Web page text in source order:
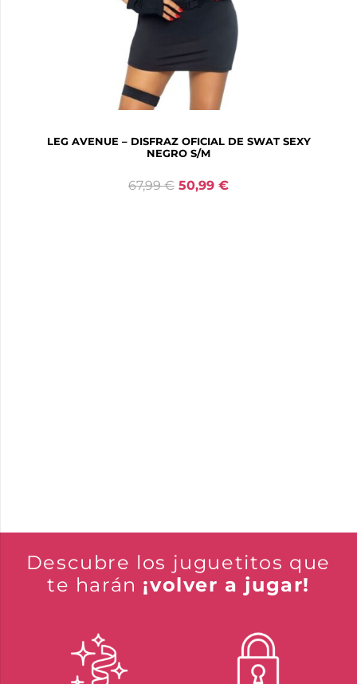
LEG AVENUE – DISFRAZ OFICIAL DE SWAT SEXY
NEGRO S/M
67,99€ 50,99 €
Descubre los juguetitos que
te harán ¡volver a jugar!